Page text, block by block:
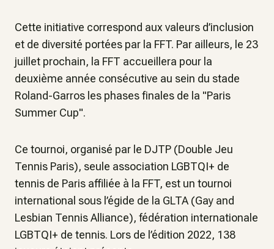
Cette initiative correspond aux valeurs d’inclusion
et de diversité portées par la FFT. Par ailleurs, le 23
juillet prochain, la FFT accueillera pour la
deuxième année consécutive au sein du stade
Roland-Garros les phases finales de la "Paris
Summer Cup".
Ce tournoi, organisé par le DJTP (Double Jeu
Tennis Paris), seule association LGBTQI+ de
tennis de Paris affiliée à la FFT, est un tournoi
international sous l’égide de la GLTA (Gay and
Lesbian Tennis Alliance), fédération internationale
LGBTQI+ de tennis. Lors de l’édition 2022, 138